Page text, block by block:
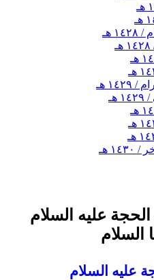
عليه السلام
السلام
عليه السلام